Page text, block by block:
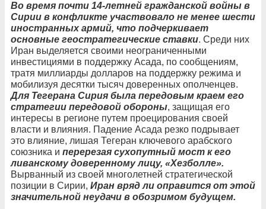
Во время почти 14-летней гражданской войны в
Сирии в конфликте участвовало не менее шести
иностранных армий, что подчеркивает
основные геостратегические ставки. Среди них
Иран выделяется своими неограниченными
инвестициями в поддержку Асада, по сообщениям,
тратя миллиарды долларов на поддержку режима и
мобилизуя десятки тысяч доверенных ополченцев.
Для Тегерана Сирия была передовым краем его
стратегии передовой обороны, защищая его
интересы в регионе путем проецирования своей
власти и влияния. Падение Асада резко подрывает
это влияние, лишая Тегеран ключевого арабского
союзника и перерезая сухопутный мост к его
ливанскому доверенному лицу, «Хезболле».
Вырванный из своей многолетней стратегической
позиции в Сирии, Иран вряд ли оправится от этой
значительной неудачи в обозримом будущем.